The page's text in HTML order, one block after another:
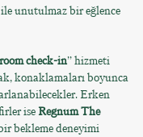
unutulmaz bir eğlence
check-in’’ hizmeti
konaklamaları boyunca
Erken
ise Regnum The
bekleme deneyimi